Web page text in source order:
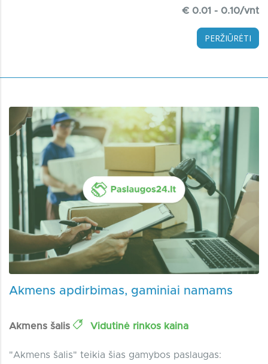
€ 0.01 - 0.10/vnt
PERŽIŪRĖTI
Akmens apdirbimas, gaminiai namams
Akmens šalis Vidutinė rinkos kaina
"Akmens šalis" teikia šias gamybos paslaugas: